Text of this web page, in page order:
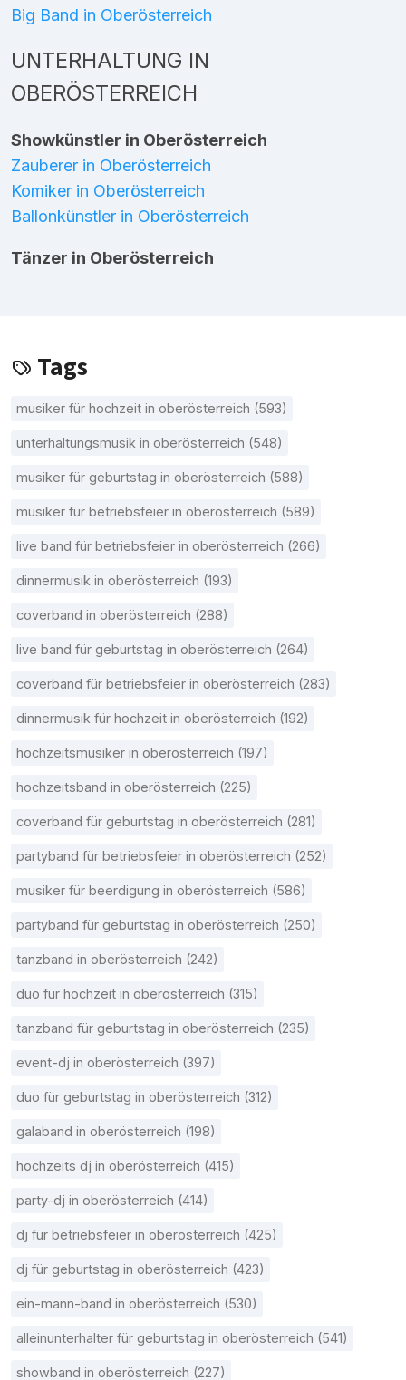
Big Band in Oberösterreich
UNTERHALTUNG IN
OBERÖSTERREICH
Showkünstler in Oberösterreich
Zauberer in Oberösterreich
Komiker in Oberösterreich
Ballonkünstler in Oberösterreich
Tänzer in Oberösterreich
Tags
musiker für hochzeit in oberösterreich (593)
unterhaltungsmusik in oberösterreich (548)
musiker für geburtstag in oberösterreich (588)
musiker für betriebsfeier in oberösterreich (589)
live band für betriebsfeier in oberösterreich (266)
dinnermusik in oberösterreich (193)
coverband in oberösterreich (288)
live band für geburtstag in oberösterreich (264)
coverband für betriebsfeier in oberösterreich (283)
dinnermusik für hochzeit in oberösterreich (192)
hochzeitsmusiker in oberösterreich (197)
hochzeitsband in oberösterreich (225)
coverband für geburtstag in oberösterreich (281)
partyband für betriebsfeier in oberösterreich (252)
musiker für beerdigung in oberösterreich (586)
partyband für geburtstag in oberösterreich (250)
tanzband in oberösterreich (242)
duo für hochzeit in oberösterreich (315)
tanzband für geburtstag in oberösterreich (235)
event-dj in oberösterreich (397)
duo für geburtstag in oberösterreich (312)
galaband in oberösterreich (198)
hochzeits dj in oberösterreich (415)
party-dj in oberösterreich (414)
dj für betriebsfeier in oberösterreich (425)
dj für geburtstag in oberösterreich (423)
ein-mann-band in oberösterreich (530)
alleinunterhalter für geburtstag in oberösterreich (541)
showband in oberösterreich (227)